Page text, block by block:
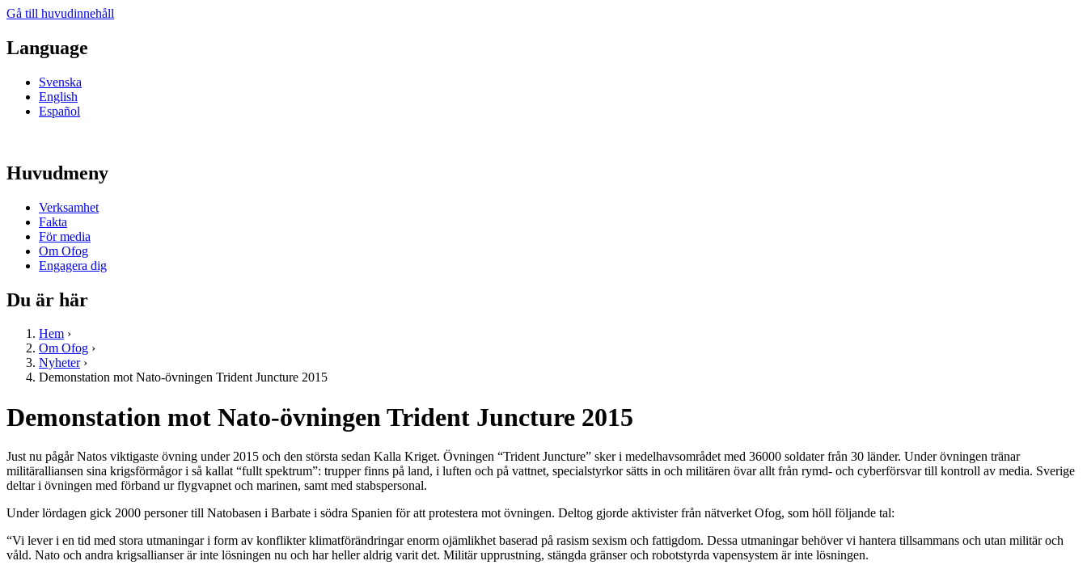
Gå till huvudinnehåll
Language
Svenska
English
Español
Huvudmeny
Verksamhet
Fakta
För media
Om Ofog
Engagera dig
Du är här
Hem ›
Om Ofog ›
Nyheter›
Demonstation mot Nato-övningen Trident Juncture 2015
Demonstation mot Nato-övningen Trident Juncture 2015
Just nu pågår Natos viktigaste övning under 2015 och den största sedan Kalla Kriget. Övningen “Trident Juncture” sker i medelhavsområdet med 36000 soldater från 30 länder. Under övningen tränar
militäralliansen sina krigsförmågor i så kallat “fullt spektrum”: trupper finns på land, i luften och på vattnet, specialstyrkor sätts in och militären övar allt från rymd- och cyberförsvar till kontroll av media. Sverige
deltar i övningen med förband ur flygvapnet och marinen, samt med stabspersonal.
Under lördagen gick 2000 personer till Natobasen i Barbate i södra Spanien för att protestera mot övningen. Deltog gjorde aktivister från nätverket Ofog, som höll följande tal:
“Vi lever i en tid med stora utmaningar i form av konflikter klimatförändringar enorm ojämlikhet baserad på rasism sexism och fattigdom. Dessa utmaningar behöver vi hantera tillsammans och utan militär och
våld. Nato och andra krigsallianser är inte lösningen nu och har heller aldrig varit det. Militär upprustning, stängda gränser och robotstyrda vapensystem är inte lösningen.